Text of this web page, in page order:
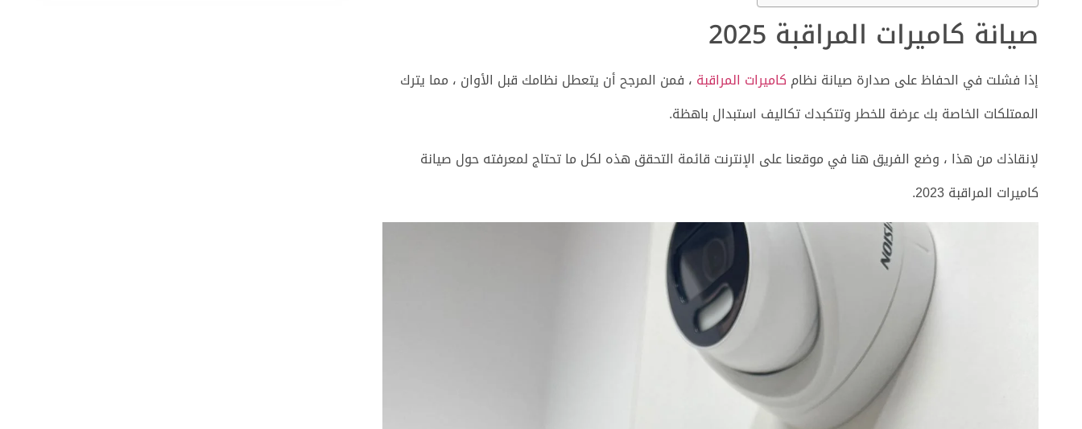
صيانة كاميرات المراقبة 2025
إذا فشلت في الحفاظ على صدارة صيانة نظام كاميرات المراقبة ، فمن المرجح أن يتعطل نظامك قبل الأوان ، مما يترك
الممتلكات الخاصة بك عرضة للخطر وتتكبدك تكاليف استبدال باهظة.
لإنقاذك من هذا ، وضع الفريق هنا في موقعنا على الإنترنت قائمة التحقق هذه لكل ما تحتاج لمعرفته حول صيانة
كاميرات المراقبة 2023.